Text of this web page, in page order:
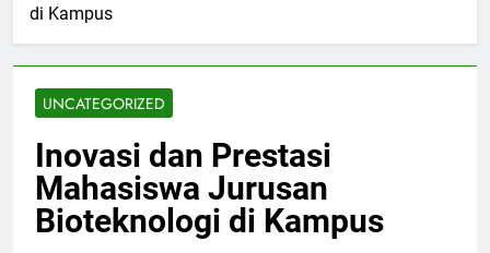
di Kampus
UNCATEGORIZED
Inovasi dan Prestasi
Mahasiswa Jurusan
Bioteknologi di Kampus